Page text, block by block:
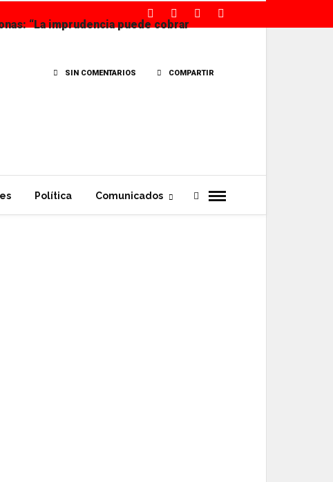
Política Comunicados
“La imprudencia puede cobrar
COMPARTIR
SIN COMENTARIOS